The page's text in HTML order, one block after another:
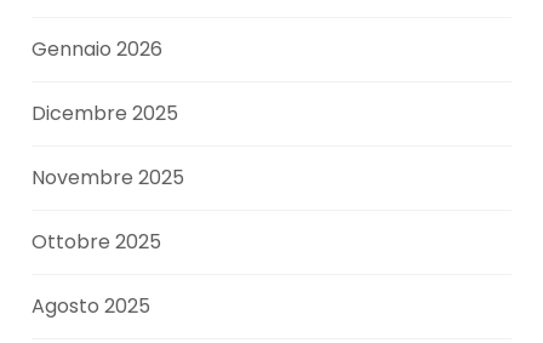
Gennaio 2026
Dicembre 2025
Novembre 2025
Ottobre 2025
Agosto 2025